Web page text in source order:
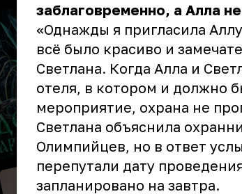
заблаговременно, а Алла
«Однажды я пригласила
всё было красиво и
Светлана. Когда Алла и
отеля, в котором и должно
мероприятие, охрана не
Светлана объяснила
Олимпийцев, но в ответ
перепутали дату
запланировано на завтра.